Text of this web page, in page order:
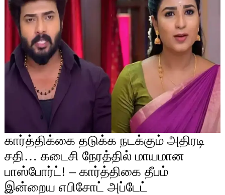
கார்த்திக்கை தடுக்க நடக்கும் அதிரடி
சதி… கடைசி நேரத்தில் மாயமான
பாஸ்போர்ட்! – கார்த்திகை தீபம்
இன்றைய எபிசோட் அப்டேட்